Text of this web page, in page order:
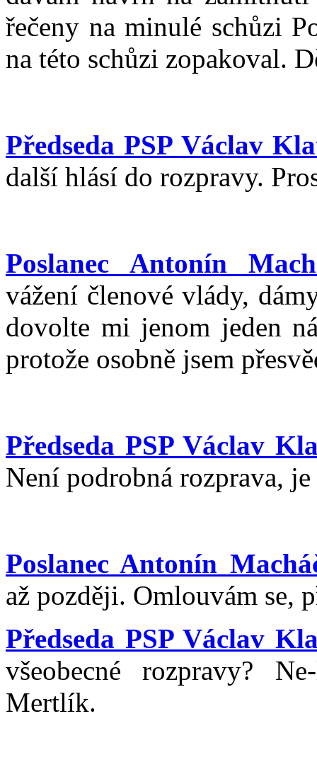
řečeny na minulé schůzi
na této schůzi zopakoval.
Předseda PSP Václav
další hlásí do rozpravy.
Poslanec Antonín
vážení členové vlády,
dovolte mi jenom jeden
protože osobně jsem
Předseda PSP Václav
Není podrobná rozprava,
Poslanec Antonín
až později. Omlouvám se,
Předseda PSP Václav
všeobecné rozpravy?
Mertlík.